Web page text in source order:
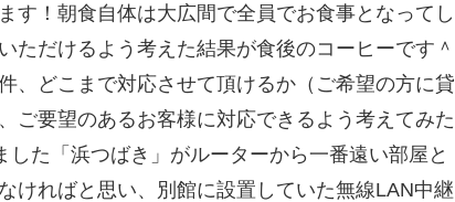
す！朝食自体は大広間で全員でお食事となってし
ただけるよう考えた結果が食後のコーヒーです＾
、どこまで対応させて頂けるか（ご希望の方に貸
ご要望のあるお客様に対応できるよう考えてみた
た「浜つばき」がルーターから一番遠い部屋と
ければと思い、別館に設置していた無線LAN中継